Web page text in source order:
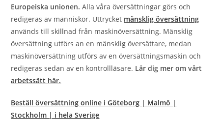
Europeiska unionen.Alla våra översättningar görs och
redigeras av människor. Uttrycket mänsklig översättning
används till skillnad från maskinöversättning. Mänsklig
översättning utförs an en mänsklig översättare, medan
maskinöversättning utförs av en översättningsmaskin och
redigeras sedan av en kontrollläsare.​ Lär dig mer om vårt
arbetssätt här.
Beställ översättning online i Göteborg | Malmö |
Stockholm | i hela Sverige